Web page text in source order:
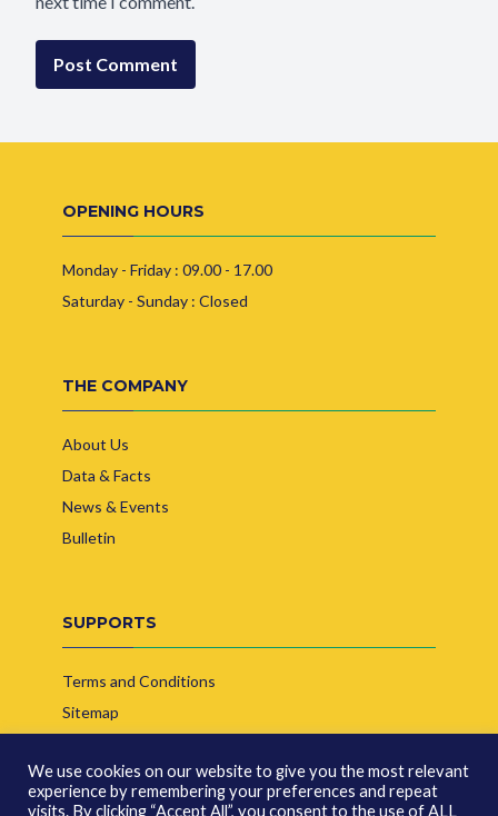
OPENING HOURS
Monday - Friday : 09.00 - 17.00
Saturday - Sunday : Closed
THE COMPANY
About Us
Data & Facts
News & Events
Bulletin
SUPPORTS
Terms and Conditions
Sitemap
We use cookies on our website to give you the most relevant
experience by remembering your preferences and repeat
visits. By clicking “Accept All”, you consent to the use of ALL